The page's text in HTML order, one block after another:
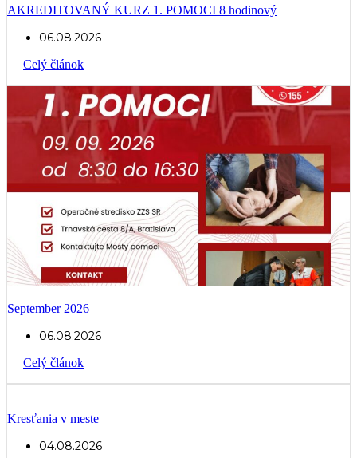
AKREDITOVANÝ KURZ 1. POMOCI 8 hodinový
06.08.2026
Celý článok
September 2026
06.08.2026
Celý článok
Kresťania v meste
04.08.2026